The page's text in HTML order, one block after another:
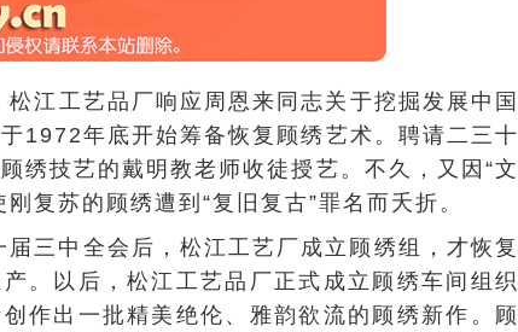
江工艺品厂响应周恩来同志关于挖掘发展中国
1972年底开始筹备恢复顾绣艺术。聘请二三十
绣技艺的戴明教老师收徒授艺。不久，又因“文
复苏的顾绣遭到“复旧复古”罪名而夭折。
三中全会后，松江工艺厂成立顾绣组，才恢复
。以后，松江工艺品厂正式成立顾绣车间组织
作出一批精美绝伦、雅韵欲流的顾绣新作。顾